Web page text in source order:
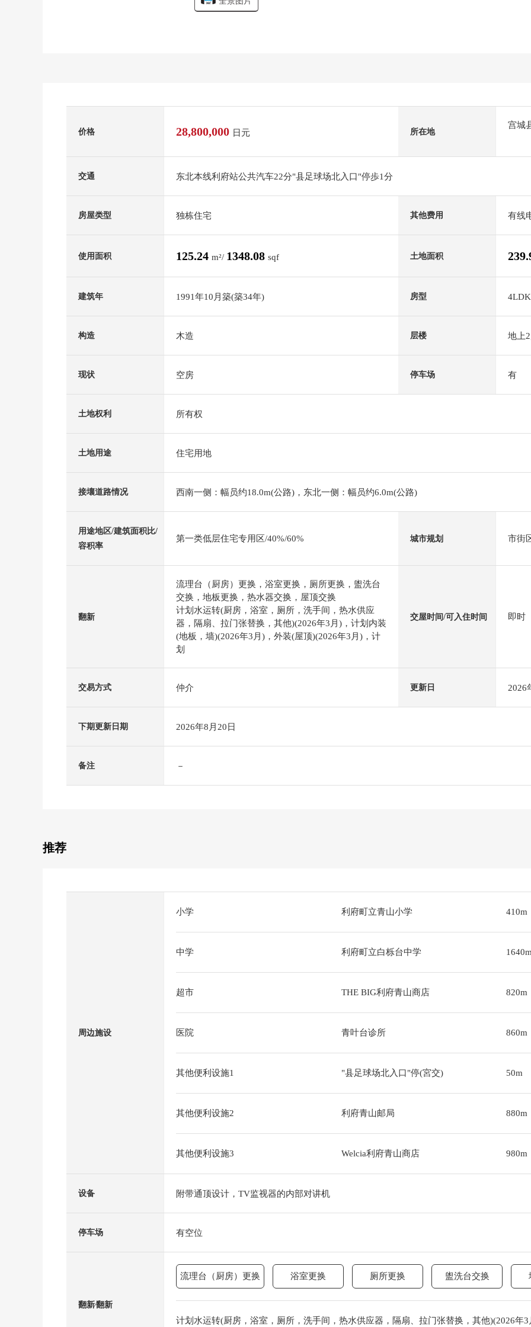
价格 28,800,000 日元 所在地
宫城
交通 东北本线利府站公共汽车22分"县足球场北入口"停歩1分
房屋类型 独栋住宅 其他费用 有线
使用面积 125.24 m²/ 1348.08 sqf 土地面积
建筑年 1991年10月築(築34年) 房型 4LDK
构造 木造 层楼 地上
现状 空房 停车场 有
土地权利 所有权
土地用途 住宅用地
接壤道路情况 西南一侧：幅员约18.0m(公路)，东北一侧：幅员约6.0m(公路)
用途地区/建筑面积比/
容积率
第一类低层住宅专用区/40%/60% 城市规划 市街
翻新
流理台（厨房）更换，浴室更换，厕所更换，盥洗台
交换，地板更换，热水器交换，屋顶交换
计划水运转(厨房，浴室，厕所，洗手间，热水供应
器，隔扇、拉门张替换，其他)(2026年3月)，计划内装
(地板，墙)(2026年3月)，外装(屋顶)(2026年3月)，计
划
交屋时间/可入住时间 即时
交易方式 仲介 更新日 2026
下期更新日期 2026年8月20日
备注 －
推荐
周边施设
小学 利府町立青山小学 410m
中学 利府町立白栎台中学
超市 THE BIG利府青山商店 820m
医院 青叶台诊所 860m
其他便利设施1 "县足球场北入口"停(宮交) 50m
其他便利设施2 利府青山邮局 880m
其他便利设施3 Welcia利府青山商店 980m
设备 附带通顶设计，TV监视器的内部对讲机
停车场 有空位
翻新⁄翻新
流理台（厨房）更换 浴室更换 厕所更换 盥洗台交换
计划水运转(厨房，浴室，厕所，洗手间，热水供应器，隔扇、拉门张替换，其他)(2026年